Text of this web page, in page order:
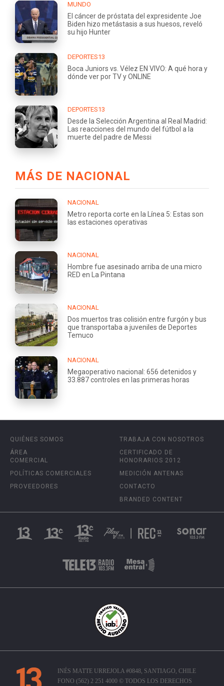
MUNDO
El cáncer de próstata del expresidente Joe
Biden hizo metástasis a sus huesos, reveló
su hijo Hunter
DEPORTES13
Boca Juniors vs. Vélez EN VIVO: A qué hora y
dónde ver por TV y ONLINE
DEPORTES13
Desde la Selección Argentina al Real Madrid:
Las reacciones del mundo del fútbol a la
muerte del padre de Messi
MÁS DE NACIONAL
NACIONAL
Metro reporta corte en la Línea 5: Estas son
las estaciones operativas
NACIONAL
Hombre fue asesinado arriba de una micro
RED en La Pintana
NACIONAL
Dos muertos tras colisión entre furgón y bus
que transportaba a juveniles de Deportes
Temuco
NACIONAL
Megaoperativo nacional: 656 detenidos y
33.887 controles en las primeras horas
QUIÉNES SOMOS
ÁREA
COMERCIAL
POLÍTICAS COMERCIALES
PROVEEDORES
TRABAJA CON NOSOTROS
CERTIFICADO DE
HONORARIOS 2012
MEDICIÓN ANTENAS
CONTACTO
BRANDED CONTENT
INÉS MATTE URREJOLA #0848, SANTIAGO, CHILE
FONO (562) 2 251 4000 © TODOS LOS DERECHOS